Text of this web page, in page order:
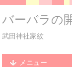
バーバラの
武田神社家紋
メニュー